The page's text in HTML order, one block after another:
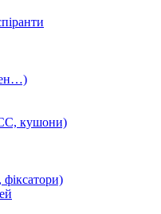
кушони)
фіксатори)